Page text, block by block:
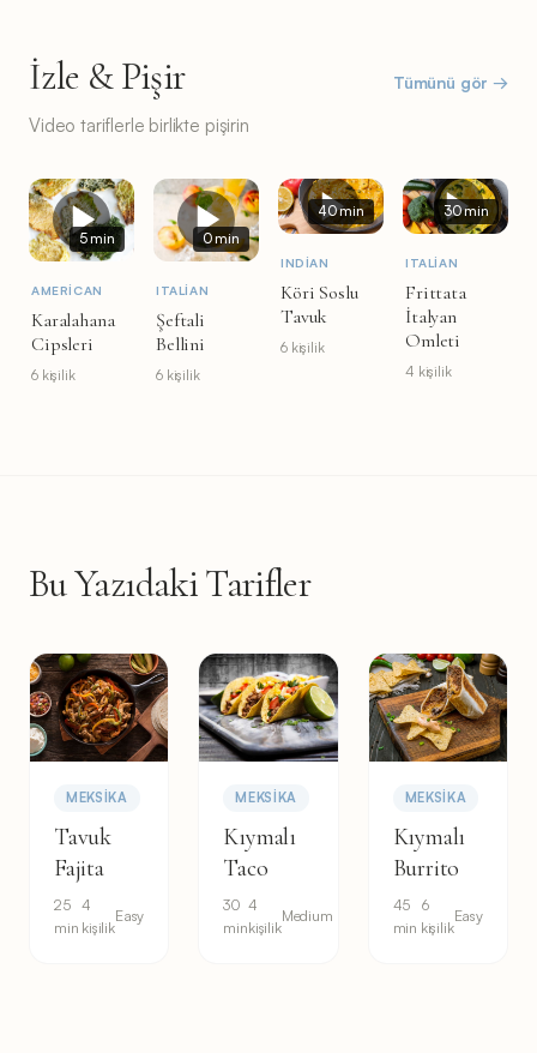
İzle & Pişir
Video tariflerle birlikte pişirin
Tümünü gör →
5 min
AMERICAN
Karalahana
Cipsleri
6 kişilik
0 min
ITALIAN
Şeftali
Bellini
6 kişilik
40 min
INDIAN
Köri Soslu
Tavuk
6 kişilik
30 min
ITALIAN
Frittata
İtalyan
Omleti
4 kişilik
Bu Yazıdaki Tarifler
MEKSIKA
Tavuk
Fajita
25
min
4
kişilik
Easy
MEKSIKA
Kıymalı
Taco
30
min
4
kişilik
Medium
MEKSIKA
Kıymalı
Burrito
45
min
6
kişilik
Easy